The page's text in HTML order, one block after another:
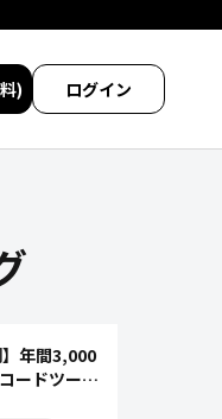
) ログイン
】年間3,000
ードツール
庁内作業